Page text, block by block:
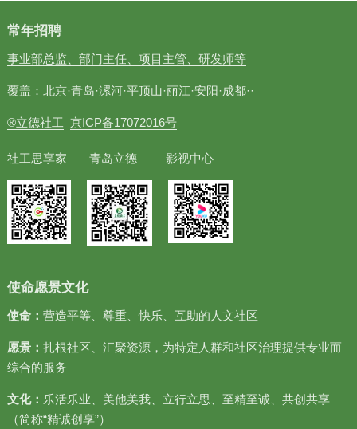
常年招聘
事业部总监、部门主任、项目主管、研发师等
覆盖：北京·青岛·漯河·平顶山·丽江·安阳·成都··
®立德社工 京ICP备17072016号
社工思享家 青岛立德 影视中心
使命愿景文化
使命： 营造平等、尊重、快乐、互助的人文社区
愿景： 扎根社区、汇聚资源，为特定人群和社区治理提供专业而
综合的服务
文化： 乐活乐业、美他美我、立行立思、至精至诚、共创共享
（简称“精诚创享”）